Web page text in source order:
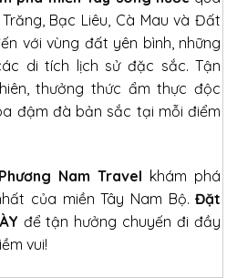
Bạc Liêu, Cà Mau và Đất
với vùng đất yên bình, những
di tích lịch sử đặc sắc. Tận
thưởng thức ẩm thực độc
đậm đà bản sắc tại mỗi điểm
Nam Travel khám phá
của miền Tây Nam Bộ.Đặt
để tận hưởng chuyến đi đầy
vui!